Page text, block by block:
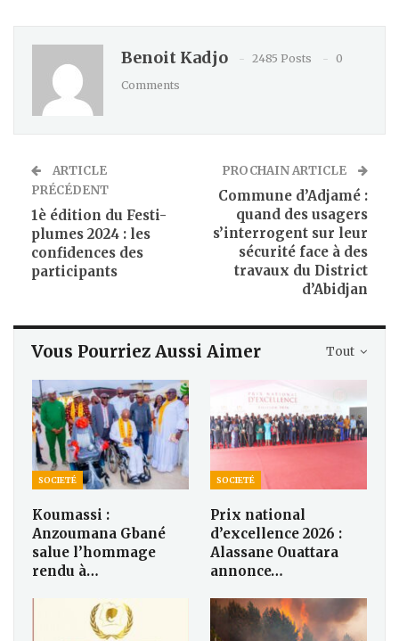
Benoit Kadjo 2485 Posts
0
Comments
ARTICLE
PRÉCÉDENT
1è édition du Festi-
plumes 2024 : les
confidences des
participants
PROCHAIN ARTICLE
Commune d’Adjamé :
quand des usagers
s’interrogent sur leur
sécurité face à des
travaux du District
d’Abidjan
Tout
Vous Pourriez Aussi Aimer
SOCIETÉ
Koumassi :
Anzoumana Gbané
salue l’hommage
rendu à…
SOCIETÉ
Prix national
d’excellence 2026 :
Alassane Ouattara
annonce…